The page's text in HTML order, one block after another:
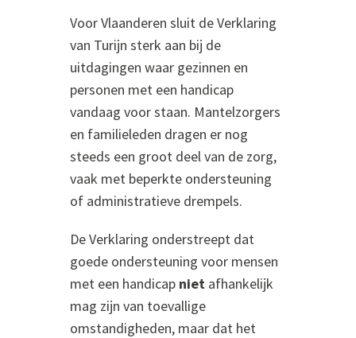
Voor Vlaanderen sluit de Verklaring
van Turijn sterk aan bij de
uitdagingen waar gezinnen en
personen met een handicap
vandaag voor staan. Mantelzorgers
en familieleden dragen er nog
steeds een groot deel van de zorg,
vaak met beperkte ondersteuning
of administratieve drempels.
De Verklaring onderstreept dat
goede ondersteuning voor mensen
met een handicap niet afhankelijk
mag zijn van toevallige
omstandigheden, maar dat het